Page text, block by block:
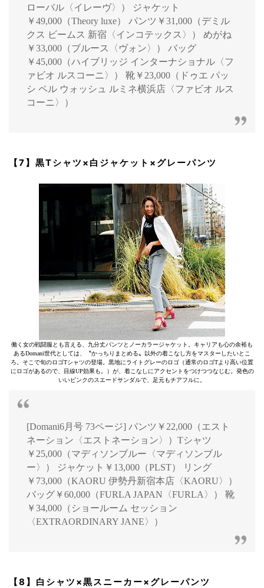
ローバル〈イレーヴ〉） ジャケット
￥49,000（Theory luxe） パンツ￥31,000（デミル
クス ビームス 新宿〈インコテックス〉） めがね
￥33,000（ブルース〈ヴォン〉） バッグ
￥45,000（ハイブリッジ インターナショナル〈フ
ァビオ ルスコーニ〉） 靴￥23,000（ドゥエ パッ
シ ペル ウォッシュ ルミネ横浜店〈ファビオ ルス
コーニ〉）
【7】黒Tシャツ×白ジャケット×グレーパンツ
働く女の戦闘服とも言える、九分丈パンツとノーカラージャケット。キャリアも心の余裕も
あるDomani世代としては、〝かっちりまとめる〟以外の着こなし方をマスターしたいとこ
ろ。そこで旬のロゴTシャツの登場。黒地にライトグレーのロゴ（通常のロゴTより高い位置
にロゴがあるので、目線UP効果も。）が、着こなしにアクセントをつけつつなじむ。発色の
いいピンクのスエードサンダルで、足元もチアフルに。
[Domani6月号 73ページ] パンツ￥22,000（エスト
ネーション〈エストネーション〉）Tシャツ
￥25,000（マディソンブルー〈マディソンブル
ー〉） ジャケット￥13,000（PLST） リング
￥73,000（KAORU 伊勢丹新宿本店〈KAORU〉）
バッグ￥60,000（FURLA JAPAN〈FURLA〉） 靴
￥34,000（ショールーム セッション
〈EXTRAORDINARY JANE〉）
【8】白シャツ×黒スニーカー×グレーパンツ